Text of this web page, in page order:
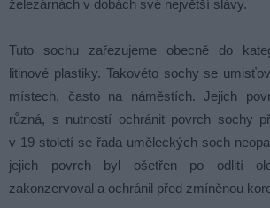
železárnách v dobách své největší slávy.
Tuto sochu zařezujeme obecně do
litinové plastiky. Takovéto sochy se
místech, často na náměstích. Jejich
různá, s nutností ochránit povrch sochy
v 19 století se řada uměleckých soch
jejich povrch byl ošetřen po odlití
zakonzervoval a ochránil před zmíněnou